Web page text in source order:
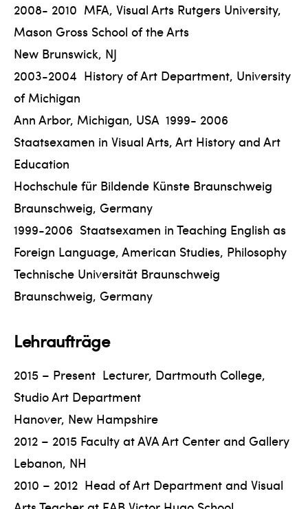
2008- 2010 MFA, Visual Arts Rutgers University,
Mason Gross School of the Arts
New Brunswick, NJ
2003-2004 History of Art Department, University
of Michigan
Ann Arbor, Michigan, USA 1999- 2006
Staatsexamen in Visual Arts, Art History and Art
Education
Hochschule für Bildende Künste Braunschweig
Braunschweig, Germany
1999-2006 Staatsexamen in Teaching English as
Foreign Language, American Studies, Philosophy
Technische Universität Braunschweig
Braunschweig, Germany
Lehraufträge
2015 – Present Lecturer, Dartmouth College,
Studio Art Department
Hanover, New Hampshire
2012 – 2015 Faculty at AVA Art Center and Gallery
Lebanon, NH
2010 – 2012 Head of Art Department and Visual